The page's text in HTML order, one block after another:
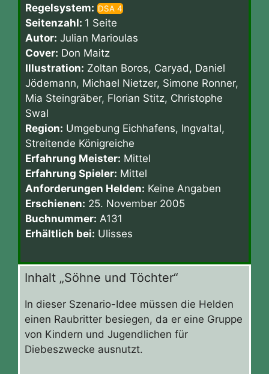
Regelsystem: DSA 4
Seitenzahl: 1 Seite
Autor: Julian Marioulas
Cover: Don Maitz
Illustration: Zoltan Boros, Caryad, Daniel
Jödemann, Michael Nietzer, Simone Ronner,
Mia Steingräber, Florian Stitz, Christophe
Swal
Region: Umgebung Eichhafens, Ingvaltal,
Streitende Königreiche
Erfahrung Meister: Mittel
Erfahrung Spieler: Mittel
Anforderungen Helden: Keine Angaben
Erschienen: 25. November 2005
Buchnummer: A131
Erhältlich bei: Ulisses
Inhalt „Söhne und Töchter“
In dieser Szenario-Idee müssen die Helden
einen Raubritter besiegen, da er eine Gruppe
von Kindern und Jugendlichen für
Diebeszwecke ausnutzt.